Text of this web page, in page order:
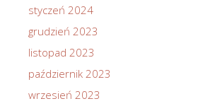
styczeń 2024
grudzień 2023
listopad 2023
październik 2023
wrzesień 2023